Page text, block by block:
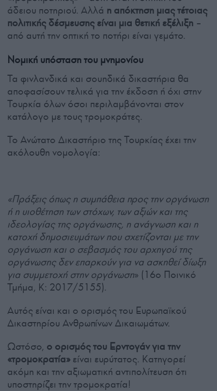
άδειου ποτηριού. Αλλά η απόκτηση μιας τέτοιας
πολιτικής δέσμευσης είναι μια θετική εξέλιξη –
από αυτή την οπτική το ποτήρι είναι γεμάτο.
Νομική υπόσταση του μνημονίου
Τα φινλανδικά και σουηδικά δικαστήρια θα
αποφασίσουν τελικά για την έκδοση ή όχι στην
Τουρκία όλων όσοι περιλαμβάνονται στον
κατάλογο με τους τρομοκράτες.
Το Ανώτατο Δικαστήριο της Τουρκίας έχει την
ακόλουθη νομολογία:
«Πράξεις όπως η συμπάθεια προς την οργάνωση
ή η υιοθέτηση των στόχων, των αξιών και της
ιδεολογίας της οργάνωσης, η ανάγνωση και η
κατοχή δημοσιευμάτων που σχετίζονται με την
οργάνωση και ο σεβασμός του αρχηγού της
οργάνωσης δεν επαρκούν για να ασκηθεί δίωξη
για συμμετοχή στην οργάνωση» (16ο Ποινικό
Τμήμα, Κ: 2017/5155).
Αυτός είναι και ο ορισμός του Ευρωπαϊκού
Δικαστηρίου Ανθρωπίνων Δικαιωμάτων.
Ωστόσο, ο ορισμός του Ερντογάν για την
«τρομοκρατία» είναι ευρύτατος. Κατηγορεί
ακόμη και την αξιωματική αντιπολίτευση ότι
υποστηρίζει την τρομοκρατία!